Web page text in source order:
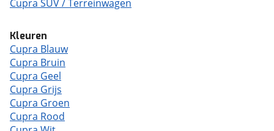
Cupra SUV / Terreinwagen
Kleuren
Cupra Blauw
Cupra Bruin
Cupra Geel
Cupra Grijs
Cupra Groen
Cupra Rood